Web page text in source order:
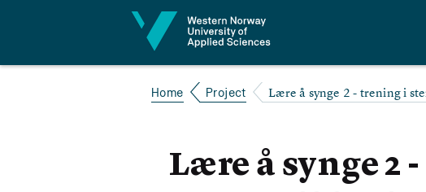
Home Project Lære å synge 2 - trening i
Lære å synge 2